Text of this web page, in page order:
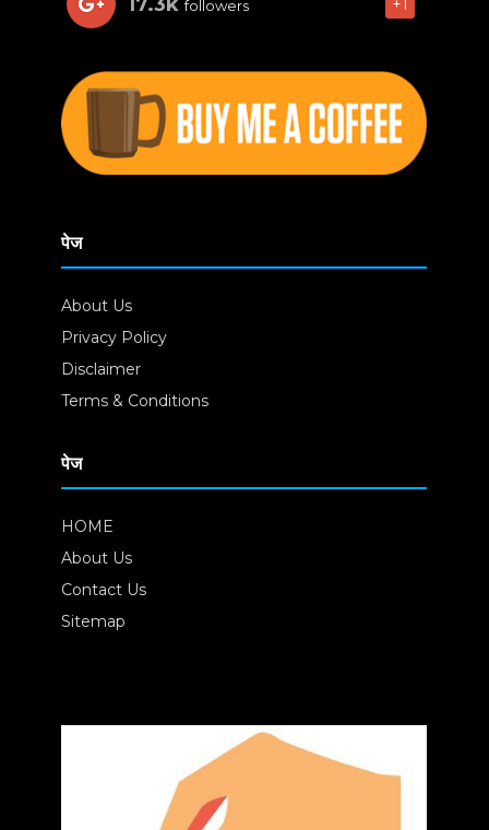
followers +1
पेज
About Us
Privacy Policy
Disclaimer
Terms & Conditions
पेज
HOME
About Us
Contact Us
Sitemap